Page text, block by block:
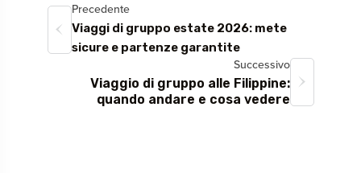
Precedente
Viaggi di gruppo estate 2026: mete
sicure e partenze garantite
Successivo
Viaggio di gruppo alle Filippine:
quando andare e cosa vedere